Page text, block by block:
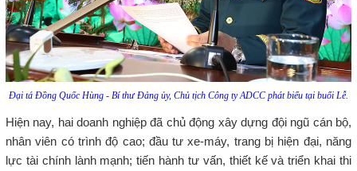
Đại tá Đồng Quốc Hùng - Bí thư Đảng ủy, Chủ tịch Công ty ADCC phát biểu tại buổi Lễ.
Hiện nay, hai doanh nghiệp đã chủ động xây dựng đội ngũ cán bộ,
nhân viên có trình độ cao; đầu tư xe-máy, trang bị hiện đại, năng
lực tài chính lành mạnh; tiến hành tư vấn, thiết kế và triển khai thi